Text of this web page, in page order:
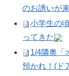
のお誘いが
小学生の
ってきた
1/4隣奥「
預かれ！(ド